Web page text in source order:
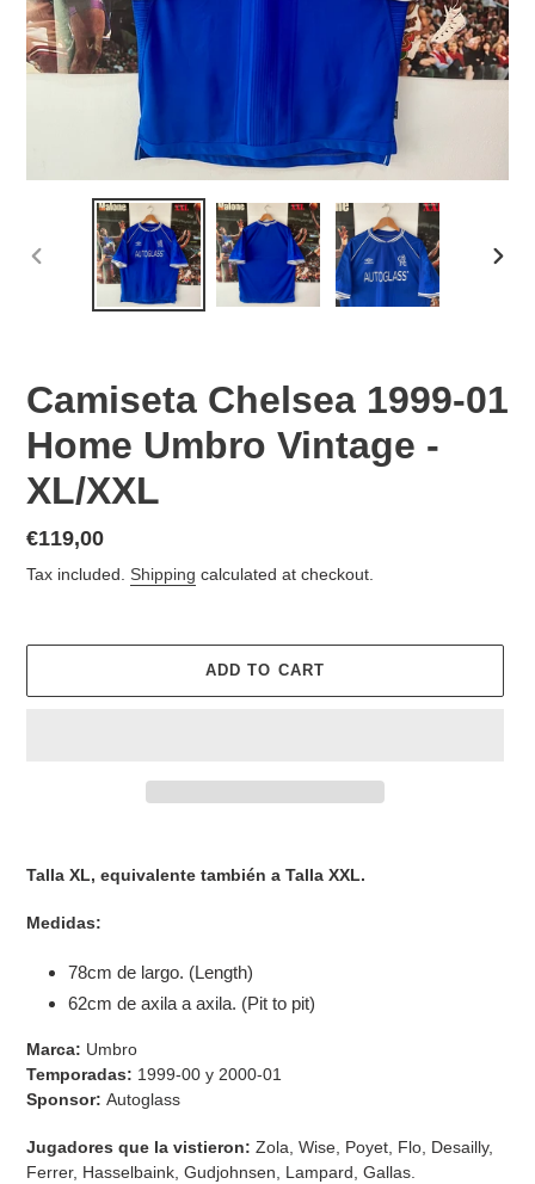
PREVIOUS
Camiseta Chelsea 1999-01
Home Umbro Vintage -
XL/XXL
Regular
price
€119,00
Tax included. Shipping calculated at checkout.
ADD TO CART
your
Talla XL, equivalente también a Talla XXL.
Medidas:
78cm de largo. (Length)
62cm de axila a axila. (Pit to pit)
Marca: Umbro
Temporadas: 1999-00 y 2000-01
Sponsor: Autoglass
Jugadores que la vistieron: Zola, Wise, Poyet, Flo, Desailly,
Ferrer, Hasselbaink, Gudjohnsen, Lampard, Gallas.